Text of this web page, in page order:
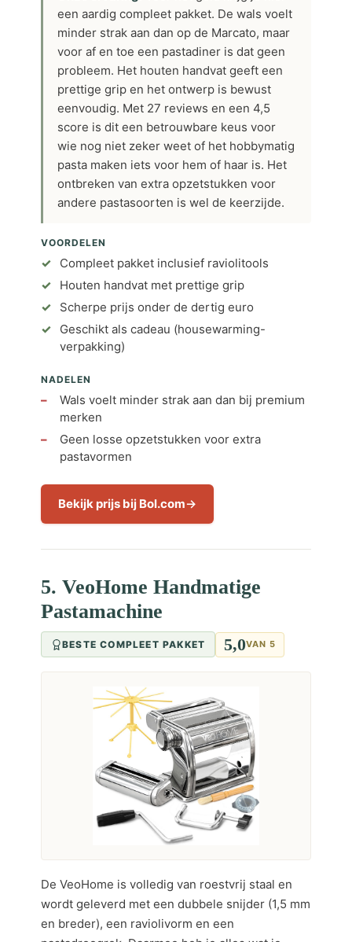
een aardig compleet pakket. De wals voelt
minder strak aan dan op de Marcato, maar
voor af en toe een pastadiner is dat geen
probleem. Het houten handvat geeft een
prettige grip en het ontwerp is bewust
eenvoudig. Met 27 reviews en een 4,5
score is dit een betrouwbare keus voor
wie nog niet zeker weet of het hobbymatig
pasta maken iets voor hem of haar is. Het
ontbreken van extra opzetstukken voor
andere pastasoorten is wel de keerzijde.
VOORDELEN
Compleet pakket inclusief raviolitools
Houten handvat met prettige grip
Scherpe prijs onder de dertig euro
Geschikt als cadeau (housewarming-
verpakking)
NADELEN
Wals voelt minder strak aan dan bij premium
merken
Geen losse opzetstukken voor extra
pastavormen
Bekijk prijs bij Bol.com
5. VeoHome Handmatige
Pastamachine
BESTE COMPLEET PAKKET 5,0VAN 5
De VeoHome is volledig van roestvrij staal en
wordt geleverd met een dubbele snijder (1,5 mm
en breder), een raviolivorm en een